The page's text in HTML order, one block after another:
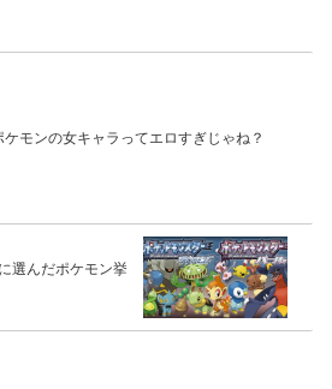
ケモンの女キャラってエロすぎじゃね？
選んだポケモン挙